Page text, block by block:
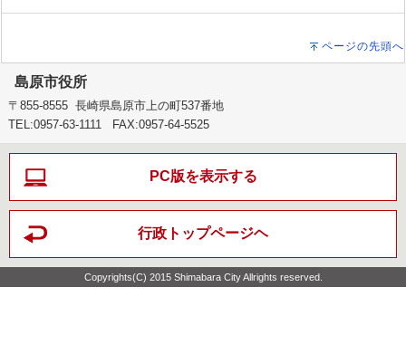
ページの先頭へ
島原市役所
〒855-8555 長崎県島原市上の町537番地
TEL:0957-63-1111 FAX:0957-64-5525
PC版を表示する
行政トップページヘ
Copyrights(C) 2015 Shimabara City Allrights reserved.